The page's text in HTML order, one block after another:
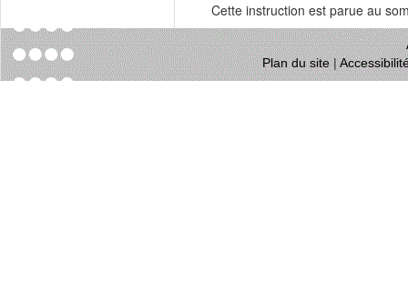
Cette instruction est parue au
Plan du site|